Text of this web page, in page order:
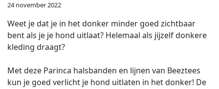
24 november 2022
Weet je dat je in het donker minder goed zichtbaar
bent als je je hond uitlaat? Helemaal als jijzelf donkere
kleding draagt?
Met deze Parinca halsbanden en lijnen van Beeztees
kun je goed verlicht je hond uitlaten in het donker! De